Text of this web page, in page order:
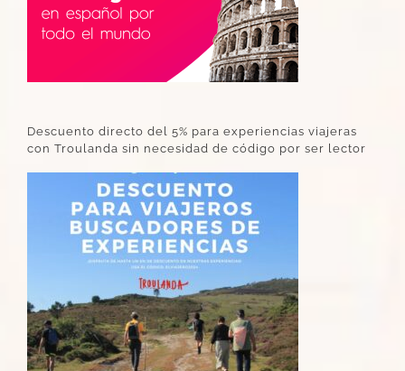
Descuento directo del 5% para experiencias viajeras
con Troulanda sin necesidad de código por ser lector